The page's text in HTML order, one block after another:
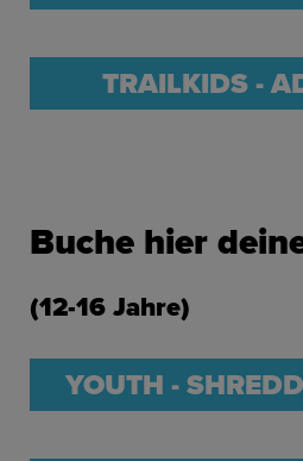
TRAILKIDS -
Buche hier
(12-16 Jahre)
YOUTH -